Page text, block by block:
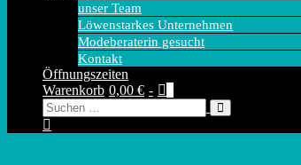
unser Team
Löwenstarkes Unternehmen
Modeberaterin gesucht
Kontakt
Öffnungszeiten
Warenkorb
Warenkorb 0,00 € -
Warenkorb
Suche-
Schalter
Suche
nach: